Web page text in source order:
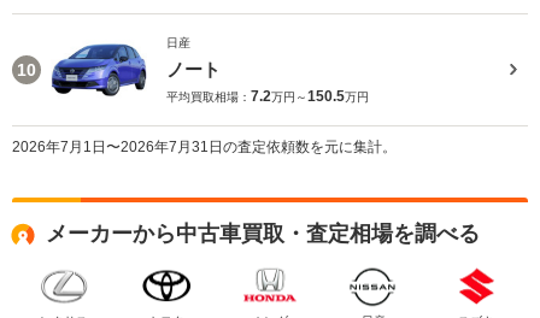
10
日産
ノート
平均買取相場： 7.2万円～150.5万円
2026年7月1日〜2026年7月31日の査定依頼数を元に集計。
メーカーから中古車買取・査定相場を調べる